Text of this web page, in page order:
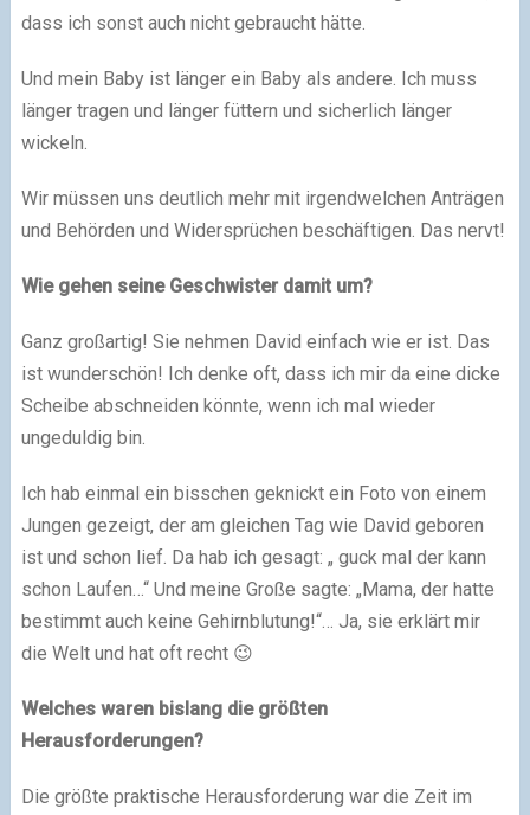
dass ich sonst auch nicht gebraucht hätte.
Und mein Baby ist länger ein Baby als andere. Ich muss
länger tragen und länger füttern und sicherlich länger
wickeln.
Wir müssen uns deutlich mehr mit irgendwelchen Anträgen
und Behörden und Widersprüchen beschäftigen. Das nervt!
Wie gehen seine Geschwister damit um?
Ganz großartig! Sie nehmen David einfach wie er ist. Das
ist wunderschön! Ich denke oft, dass ich mir da eine dicke
Scheibe abschneiden könnte, wenn ich mal wieder
ungeduldig bin.
Ich hab einmal ein bisschen geknickt ein Foto von einem
Jungen gezeigt, der am gleichen Tag wie David geboren
ist und schon lief. Da hab ich gesagt: „ guck mal der kann
schon Laufen…“ Und meine Große sagte: „Mama, der hatte
bestimmt auch keine Gehirnblutung!“… Ja, sie erklärt mir
die Welt und hat oft recht 😉
Welches waren bislang die größten
Herausforderungen?
Die größte praktische Herausforderung war die Zeit im